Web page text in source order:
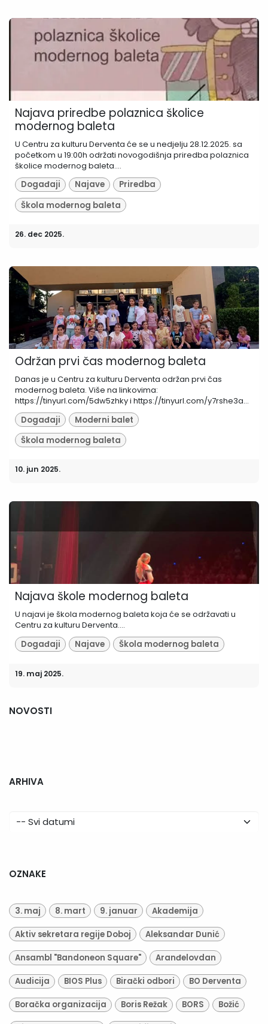
Najava priredbe polaznica školice
modernog baleta
U Centru za kulturu Derventa će se u nedjelju 28.12.2025. sa
početkom u 19:00h održati novogodišnja priredba polaznica
školice modernog baleta....
Događaji
Najave
Priredba
Škola modernog baleta
26. dec 2025.
Održan prvi čas modernog baleta
Danas je u Centru za kulturu Derventa održan prvi čas
modernog baleta. Više na linkovima:
https://tinyurl.com/5dw5zhky i https://tinyurl.com/y7rshe3a...
Događaji
Moderni balet
Škola modernog baleta
10. jun 2025.
Najava škole modernog baleta
U najavi je škola modernog baleta koja će se održavati u
Centru za kulturu Derventa....
Događaji
Najave Škola modernog baleta
19. maj 2025.
NOVOSTI
ARHIVA
OZNAKE
3. maj 8. mart 9. januar Akademija
Aktiv sekretara regije Doboj Aleksandar Dunić
Ansambl "Bandoneon Square" Aranđelovdan
Audicija BIOS Plus Birački odbori BO Derventa
Boračka organizacija Boris Režak BORS Božić